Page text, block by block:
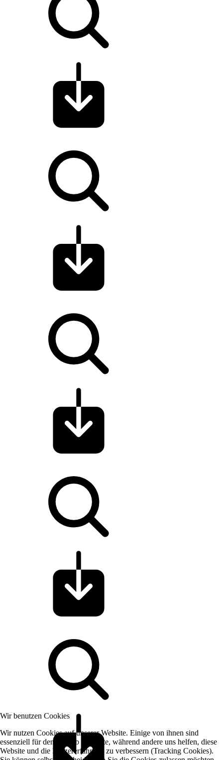
Wir benutzen Cookies
Wir nutzen Cookies auf unserer Website. Einige von ihnen sind
essenziell für den Betrieb der Seite, während andere uns helfen, diese
Website und die Nutzererfahrung zu verbessern (Tracking Cookies).